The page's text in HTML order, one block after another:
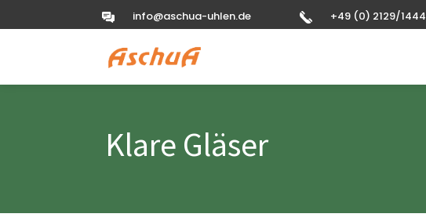
info@aschua-uhlen.de +49 (0) 2129/1444
Klare Gläser